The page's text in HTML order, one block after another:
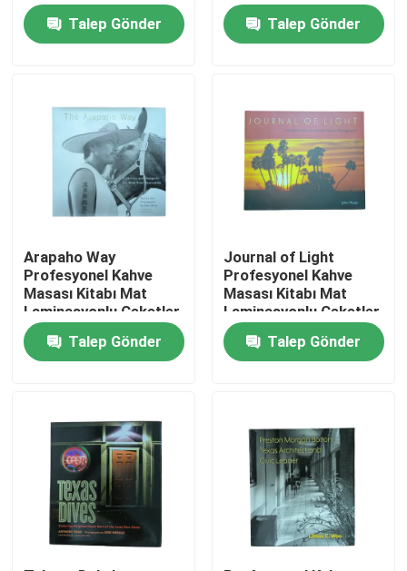
Ev
videolar
Hakkımızda
Kaynak
Bize Ulaşın
Bir teklif isteği
Sehpa Kitap Basımı
Talep Gönder
Ceketli Kahve Masası
Talep Gönder
Arapaho Way
Profesyonel Kahve
Masası Kitabı Mat
Laminasyonlu Ceketler
ve Parlak Sanat Kağıdı
Sayfaları için Baskı
Servisi
Talep Gönder
Journal of Light
Profesyonel Kahve
Masası Kitabı Mat
Laminasyonlu Ceketler
ve Sabit Kapaklı
Bağlama ile Baskı
Servisi
Talep Gönder